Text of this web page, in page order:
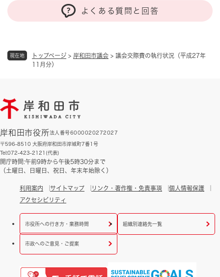
現在地 トップページ > 岸和田市議会 > 議会交際費の執行状況（平成27年
11月分）
よくある質問と回答
岸和田市役所法人番号6000020272027
〒596-8510 大阪府岸和田市岸城町7番1号
Tel:072-423-2121(代表)
開庁時間:午前9時から午後5時30分まで
（土曜日、日曜日、祝日、年末年始除く）
利用案内 サイトマップ リンク・著作権・免責事項
個人情報保護
アクセシビリティ
市役所への行き方・業務時間 組織別連絡先一覧
市政へのご意見・ご提案